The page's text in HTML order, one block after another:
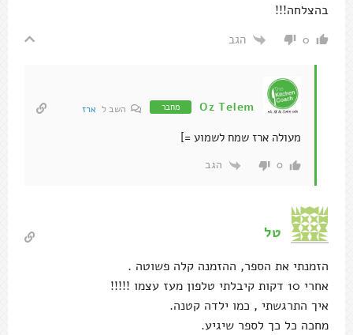
בהצלחה!!!
0 הגב
Oz Telem מחבר השב ל ארז
מעולה ארז שמח לשמוע =]
0 הגב
טל
הזמנתי את הספר, ההזמנה קלה פשוטה .
אחרי 10 דקות קיבלתי טלפון מעז עצמו !!!!!
איך התרגשתי , כמו ילדה קטנה.
מחכה כל כך לספר שיגיע.